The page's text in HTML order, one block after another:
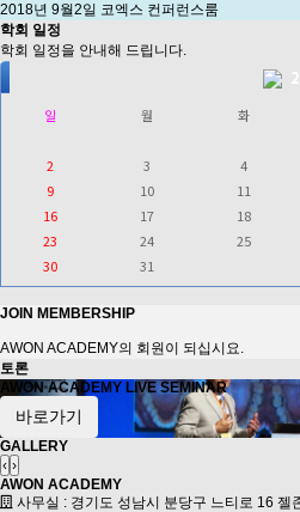
2018년 9월2일 코엑스 컨퍼런스룸
학회 일정
학회 일정을 안내해 드립니다.
일 월 화
2 3 4
9
10 11
16
17 18
23
24 25
30
31
JOIN MEMBERSHIP
AWON ACADEMY의 회원이 되십시요.
토론
AWON ACADEMY LIVE SEMINAR
바로가기
GALLERY
‹ ›
AWON ACADEMY
사무실 : 경기도 성남시 분당구 느티로 16 젤